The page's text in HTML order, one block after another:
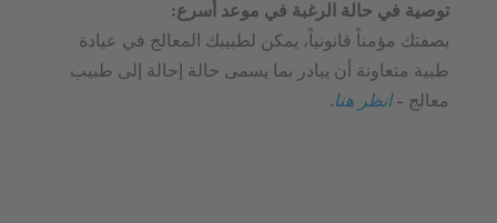
توصية في حالة الرغبة في موعد أسرع:
بصفتك مؤمناً قانونياً، يمكن لطبيبك المعالج في عيادة
طبية متعاونة أن يبادر بما يسمى حالة إحالة إلى طبيب
معالج –انظر هنا.